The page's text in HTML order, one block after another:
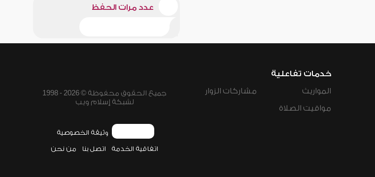
عدد مرات الحفظ
خدمات تفاعلية
المواريث
مواقيت الصلاة
مشاركات الزوار
جميع الحقوق محفوظة © 2026 - 1998
لشبكة إسلام ويب
وثيقة الخصوصية
اتفاقية الخدمة اتصل بنا من نحن